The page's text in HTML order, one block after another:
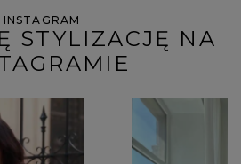
INSTAGRAM
STYLIZACJĘ NA